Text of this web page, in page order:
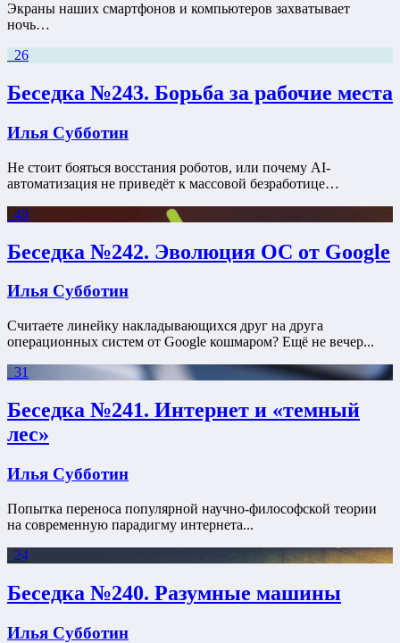
Экраны наших смартфонов и компьютеров захватывает
ночь…
26
Беседка №243. Борьба за рабочие места
Илья Субботин
Не стоит бояться восстания роботов, или почему AI-
автоматизация не приведёт к массовой безработице…
49
Беседка №242. Эволюция ОС от Google
Илья Субботин
Считаете линейку накладывающихся друг на друга
операционных систем от Google кошмаром? Ещё не вечер...
31
Беседка №241. Интернет и «темный
лес»
Илья Субботин
Попытка переноса популярной научно-философской теории
на современную парадигму интернета...
24
Беседка №240. Разумные машины
Илья Субботин